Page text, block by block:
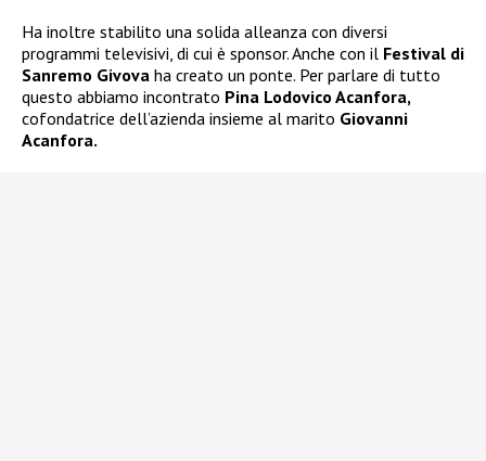
Ha inoltre stabilito una solida alleanza con diversi
programmi televisivi, di cui è sponsor. Anche con il Festival di
Sanremo Givova ha creato un ponte. Per parlare di tutto
questo abbiamo incontrato Pina Lodovico Acanfora,
cofondatrice dell’azienda insieme al marito Giovanni
Acanfora.